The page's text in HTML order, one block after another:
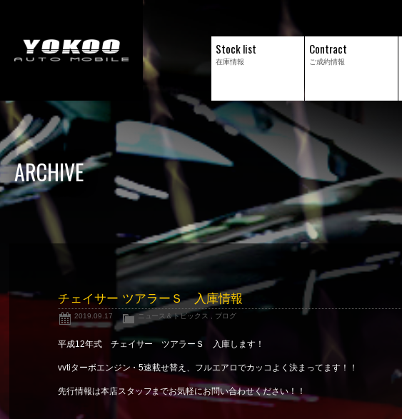
Stock list
在庫情報
Contract
ご成約情報
ARCHIVE
チェイサー ツアラーＳ 入庫情報
2019.09.17 ニュース＆トピックス ブログ
平成12年式 チェイサー ツアラーＳ 入庫します！
vvtiターボエンジン・5速載せ替え、フルエアロでカッコよく決まってます！！
先行情報は本店スタッフまでお気軽にお問い合わせください！！